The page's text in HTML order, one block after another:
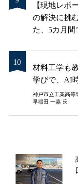
【現地レポ
の解決に挑
た、5カ月
材料工学も
学びで、AI
神戸市立工業高等
早稲田 一嘉 氏